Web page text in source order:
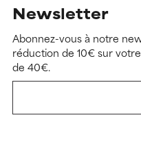
Newsletter
Abonnez-vous à notre
réduction de 10€ sur
de 40€.